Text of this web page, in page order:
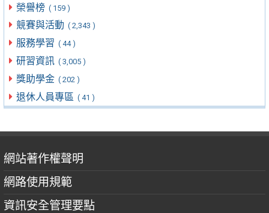
榮譽榜 ( 159 )
競賽與活動 ( 2,343 )
服務學習 ( 44 )
研習資訊 ( 3,005 )
獎助學金 ( 202 )
退休人員專區 ( 41 )
網站著作權聲明
網路使用規範
資訊安全管理要點